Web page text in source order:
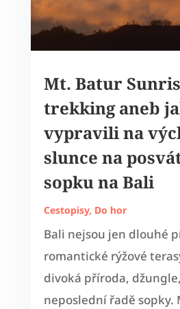
Mt. Batur
trekking aneb
vypravili na
slunce na
sopku na Bali
Cestopisy, Do hor
Bali nejsou jen dlouhé
romantické rýžové
divoká příroda,
neposlední řadě sopky.